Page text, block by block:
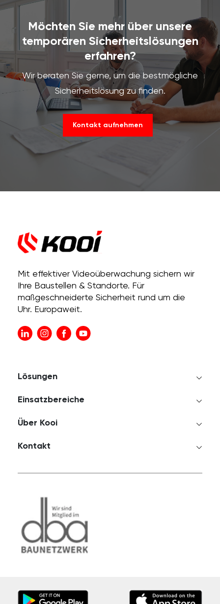
Möchten Sie mehr über unsere
temporären Sicherheitslösungen
erfahren?
Wir beraten Sie gerne, um die bestmögliche
Sicherheitslösung zu finden.
Kontakt aufnehmen
Mit effektiver Videoüberwachung sichern wir
Ihre Baustellen & Standorte. Für
maßgeschneiderte Sicherheit rund um die
Uhr. Europaweit.
Lösungen
Einsatzbereiche
Über Kooi
Kontakt